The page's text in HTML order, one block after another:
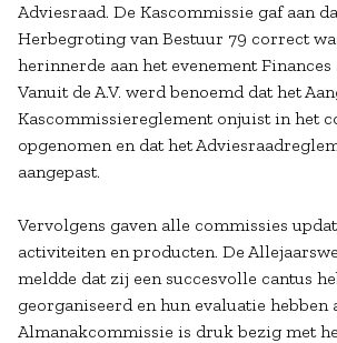
Adviesraad. De Kascommissie gaf aan
Herbegroting van Bestuur 79 correct
herinnerde aan het evenement Finances
Vanuit de A.V. werd benoemd dat het
Kascommissiereglement onjuist in het
opgenomen en dat het
aangepast.
Vervolgens gaven alle commissies
activiteiten en producten. De
meldde dat zij een succesvolle cantus
georganiseerd en hun evaluatie hebben
Almanakcommissie is druk bezig met